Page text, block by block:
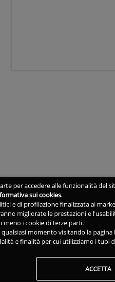
per accedere alle funzionalità
sui cookies.
e di profilazione finalizzata al
migliorate le prestazioni e
meno i cookie di terze parti.
momento visitando la
e finalità per cui utilizziamo i tuoi
ACCETTA